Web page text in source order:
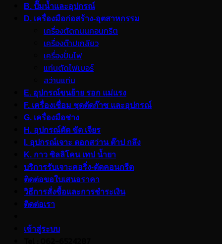
B. ปั๊มน้ำและอุปกรณ์
D. เครื่องมือก่อสร้าง-อุตสาหกรรม
เครื่องตัดถนนคอนกรีต
เครื่องต๊าปเกลียว
เครื่องปั่นไฟ
แท่นตัดไฟเบอร์
สว่านแท่น
E. อุปกรณ์ขนย้าย รอก แม่แรง
F. เครื่องเชื่อม ชุดตัดก๊าซ และอุปกรณ์
G. เครื่องมือช่าง
H. อุปกรณ์ตัด ขัด เจียร
I. อุปกรณ์เจาะ ดอกสว่าน ต๊าป กลึง
K. กาว ซิลลิโคน เทป น้ำยา
บริการรับเจาะคอริ่ง-ตัดคอนกรีต
ติดต่อขอใบเสนอราคา
วิธีการสั่งซื้อและการชำระเงิน
ติดต่อเรา
เข้าสู่ระบบ